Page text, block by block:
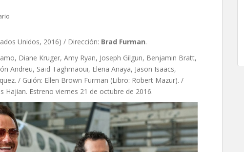
Unidos, 2016) / Dirección: Brad Furman.
Diane Kruger, Amy Ryan, Joseph Gilgun, Benjamin Bratt,
Andreu, Saïd Taghmaoui, Elena Anaya, Jason Isaacs,
/ Guión: Ellen Brown Furman (Libro: Robert Mazur). /
Hajian. Estreno viernes 21 de octubre de 2016.